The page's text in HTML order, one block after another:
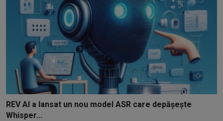
REV AI a lansat un nou model ASR care depășește
Whisper...